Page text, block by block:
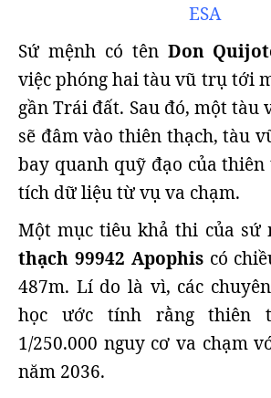
ESA
Sứ mệnh có tênDon
việc phóng hai tàu vũ trụ tới
gần Trái đất. Sau đó, một tàu
sẽ đâm vào thiên thạch, tàu
bay quanh quỹ đạo của thiên
tích dữ liệu từ vụ va chạm.
Một mục tiêu khả thi của sứ
thạch 99942 Apophiscó
487m. Lí do là vì, các
học ước tính rằng thiên
1/250.000 nguy cơ va chạm
năm 2036.